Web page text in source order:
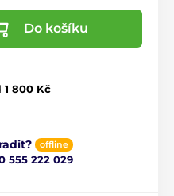
Do košíku
1 800 Kč
offline
555 222 029